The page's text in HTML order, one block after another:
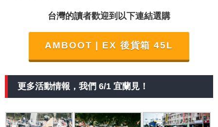
台灣的讀者歡迎到以下連結選購
AMBOOT | EX 後貨箱 45L
更多活動情報，我們 6/1 宜蘭見！